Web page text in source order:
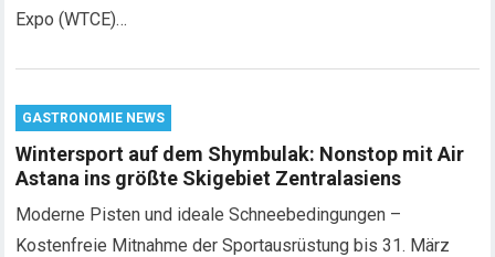
Expo (WTCE)…
GASTRONOMIE NEWS
Wintersport auf dem Shymbulak: Nonstop mit Air
Astana ins größte Skigebiet Zentralasiens
Moderne Pisten und ideale Schneebedingungen –
Kostenfreie Mitnahme der Sportausrüstung bis 31. März